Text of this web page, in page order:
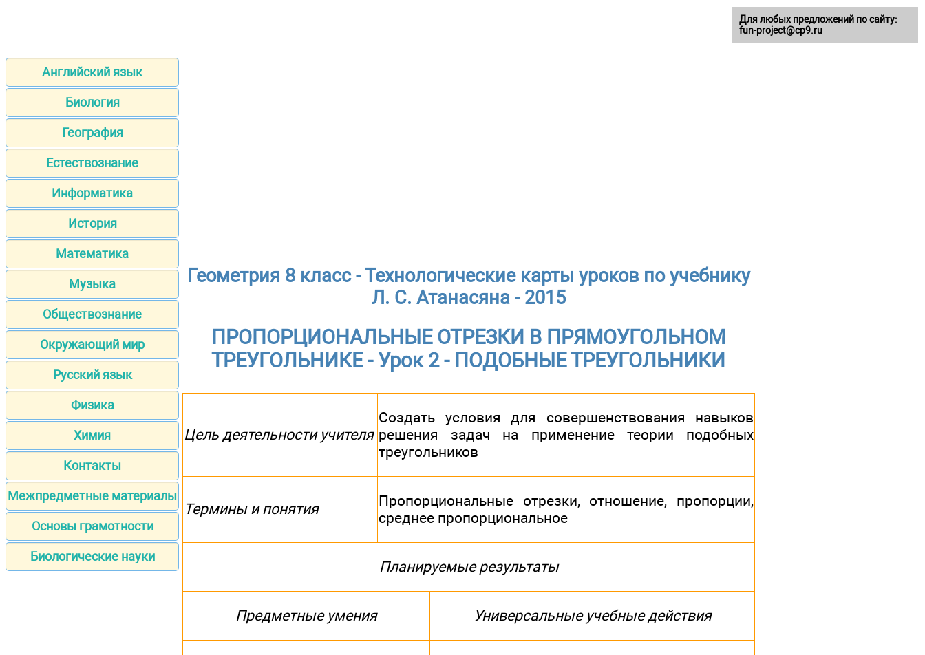
Английский язык
Биология
География
Естествознание
Информатика
История
Математика
Музыка
Обществознание
Окружающий мир
Русский язык
Физика
Химия
Контакты
Межпредметные материалы
Основы грамотности
Биологические науки
Геометрия 8 класс - Технологические карты уроков по учебнику
Л. С. Атанасяна - 2015
ПРОПОРЦИОНАЛЬНЫЕ ОТРЕЗКИ В ПРЯМОУГОЛЬНОМ
ТРЕУГОЛЬНИКЕ - Урок 2 - ПОДОБНЫЕ ТРЕУГОЛЬНИКИ
Цель деятельности учителя
Создать условия для совершенствования навыков
решения задач на применение теории подобных
треугольников
Термины и понятия
Пропорциональные отрезки, отношение, пропорции,
среднее пропорциональное
Планируемые результаты
Предметные умения Универсальные учебные действия
Для любых предложений по сайту:
fun-project@cp9.ru